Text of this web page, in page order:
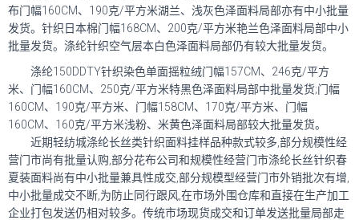
布门幅160CM、190克/平方米湖兰、浅灰色泽面料局部亦有中小批量
发货。针织日本棉门幅168CM、200克/平方米艳兰色泽面料局部中小
批量发货。涤纶针织空气层本白色泽面料局部仍有较大批量发货。
涤纶150DDTY针织染色单面摇粒绒门幅157CM、246克/平方
米、门幅160CM、250克/平方米特黑色泽面料局部中批量发货;门幅
160CM、190克/平方米、门幅158CM、170克/平方米、门幅
160CM、160克/平方米浅粉、米黄色泽面料局部较大批量发货。
近期轻纺城涤纶长丝类针织面料挂样品种款式较多,部分规模性经
营门市尚有批量认购,部分花布公司和规模性经营门市涤纶长丝针织春
夏装面料尚有中小批量兼具性成交,部分规模型经营门市外销批次有增,
中小批量成交不断,为防止同行跟风,在市场外围仓库和直接在生产加工
企业打包发送仍相对较多。传统市场现货成交和订单发送批量局部走